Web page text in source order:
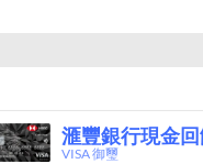
滙豐銀行現金
VISA 御璽